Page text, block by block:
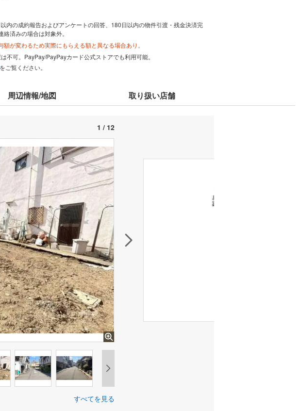
内の成約報告およびアンケートの回答、180日以内の物件引渡・残金決済完
済みの場合は対象外。
が変わるため実際にもらえる額と異なる場合あり。
不可。PayPay/PayPayカード公式ストアでも利用可能。
をご覧ください。
周辺情報/地図 取り扱い店舗
1 / 12
すべてを見る